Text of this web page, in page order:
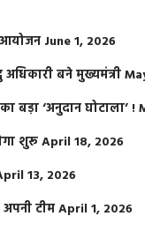
आयोजन June 1, 2026
बने मुख्यमंत्री
बड़ा ‘अनुदान घोटाला’ !
शुरूApril 18, 2026
13, 2026
टीमApril 1, 2026